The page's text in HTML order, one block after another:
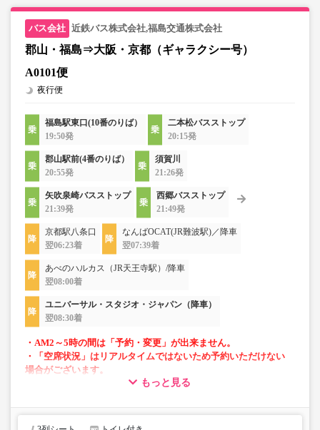
近鉄バス株式会社,福島交通株式会社
郡山・福島⇒大阪・京都（ギャラクシー号）
A0101便
夜行便
福島駅東口(10番のりば）
19:50発
二本松バスストップ
20:15発
郡山駅前(4番のりば）
20:55発
須賀川
21:26発
矢吹泉崎バスストップ
21:39発
西郷バスストップ
21:49発
京都駅八条口
翌06:23着
なんばOCAT(JR難波駅)／降車
翌07:39着
あべのハルカス（JR天王寺駅）/降車
翌08:00着
ユニバーサル・スタジオ・ジャパン（降車）
翌08:30着
・AM2～5時の間は「予約・変更」が出来ません。
・「空席状況」はリアルタイムではないため予約いただけない
場合がございます。
・車両は予告なく変更となる場合がございます。これに伴い、
じめご了承ください。
もっと見る